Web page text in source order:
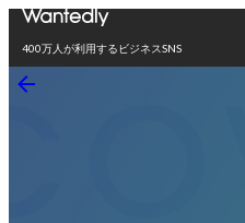
400万人が利用するビジネスSNS